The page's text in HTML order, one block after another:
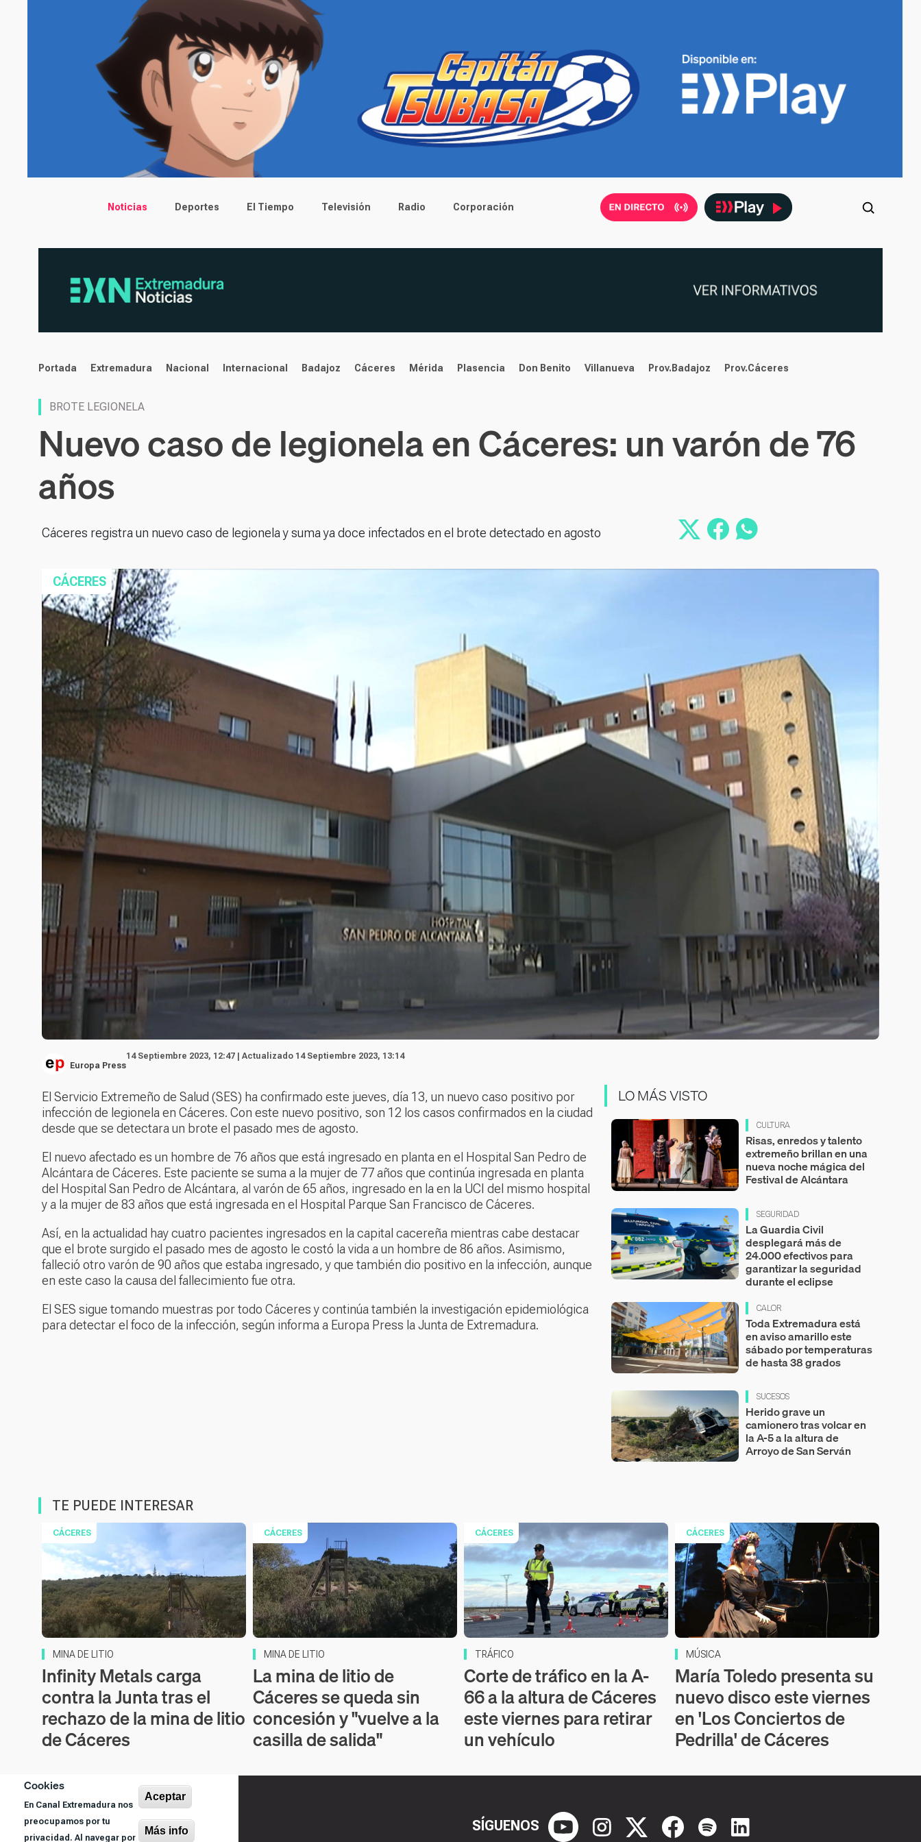
Cookies
En Canal Extremadura nos
preocupamos por tu
privacidad. Al navegar por
Aceptar
Más info
Main menu
Noticias Deportes El Tiempo Televisión Radio Corporación
noticias
Portada Extremadura Nacional Internacional Badajoz Cáceres Mérida Plasencia Don Benito Villanueva Prov.Badajoz Prov.Cáceres
BROTE LEGIONELA
Nuevo caso de legionela en Cáceres: un varón de 76
años
Cáceres registra un nuevo caso de legionela y suma ya doce infectados en el brote detectado en agosto
CÁCERES
Europa Press
14 Septiembre 2023, 12:47 | Actualizado 14 Septiembre 2023, 13:14
El Servicio Extremeño de Salud (SES) ha confirmado este jueves, día 13, un nuevo caso positivo por
infección de legionela en Cáceres. Con este nuevo positivo, son 12 los casos confirmados en la ciudad
desde que se detectara un brote el pasado mes de agosto.
El nuevo afectado es un hombre de 76 años que está ingresado en planta en el Hospital San Pedro de
Alcántara de Cáceres. Este paciente se suma a la mujer de 77 años que continúa ingresada en planta
del Hospital San Pedro de Alcántara, al varón de 65 años, ingresado en la en la UCI del mismo hospital
y a la mujer de 83 años que está ingresada en el Hospital Parque San Francisco de Cáceres.
Así, en la actualidad hay cuatro pacientes ingresados en la capital cacereña mientras cabe destacar
que el brote surgido el pasado mes de agosto le costó la vida a un hombre de 86 años. Asimismo,
falleció otro varón de 90 años que estaba ingresado, y que también dio positivo en la infección, aunque
en este caso la causa del fallecimiento fue otra.
El SES sigue tomando muestras por todo Cáceres y continúa también la investigación epidemiológica
para detectar el foco de la infección, según informa a Europa Press la Junta de Extremadura.
LO MÁS VISTO
CULTURA
Risas, enredos y talento
extremeño brillan en una
nueva noche mágica del
Festival de Alcántara
SEGURIDAD
La Guardia Civil
desplegará más de
24.000 efectivos para
garantizar la seguridad
durante el eclipse
CALOR
Toda Extremadura está
en aviso amarillo este
sábado por temperaturas
de hasta 38 grados
SUCESOS
Herido grave un
camionero tras volcar en
la A-5 a la altura de
Arroyo de San Serván
TE PUEDE INTERESAR
CÁCERES
MINA DE LITIO
Infinity Metals carga
contra la Junta tras el
rechazo de la mina de litio
de Cáceres
CÁCERES
MINA DE LITIO
La mina de litio de
Cáceres se queda sin
concesión y "vuelve a la
casilla de salida"
CÁCERES
TRÁFICO
Corte de tráfico en la A-
66 a la altura de Cáceres
este viernes para retirar
un vehículo
CÁCERES
MÚSICA
María Toledo presenta su
nuevo disco este viernes
en 'Los Conciertos de
Pedrilla' de Cáceres
SÍGUENOS